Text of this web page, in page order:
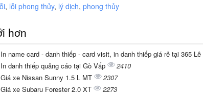
, lỗi phong thủy, lý dịch, phong thủy
hơn
In name card - danh thiếp - card visit, in danh thiếp giá rẻ tại 365
In danh thiếp quảng cáo tại Gò Vấp
2410
Giá xe Nissan Sunny 1.5 L MT
2307
Giá xe Subaru Forester 2.0 XT
2273